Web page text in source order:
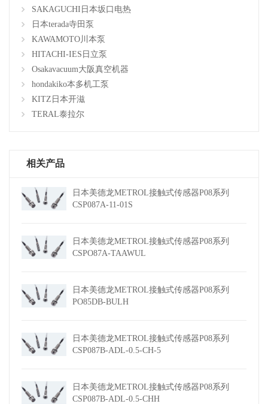
SAKAGUCHI日本坂口电热
日本terada寺田泵
KAWAMOTO川本泵
HITACHI-IES日立泵
Osakavacuum大阪真空机器
hondakiko本多机工泵
KITZ日本开滋
TERAL泰拉尔
相关产品
日本美德龙METROL接触式传感器P08系列
CSP087A-11-01S
日本美德龙METROL接触式传感器P08系列
CSPO87A-TAAWUL
日本美德龙METROL接触式传感器P08系列
PO85DB-BULH
日本美德龙METROL接触式传感器P08系列
CSP087B-ADL-0.5-CH-5
日本美德龙METROL接触式传感器P08系列
CSP087B-ADL-0.5-CHH